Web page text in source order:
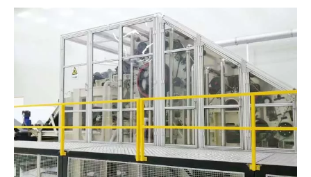
primer paso es comprender las características de muchos
instrumentos.Entonces, ¿cuáles son las características de